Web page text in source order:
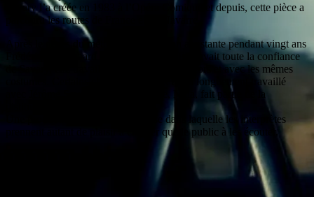
Savary l’a créée en 1983 à l’Opéra Comique et depuis, cette pièce a
parcouru les routes de France et de Navarre.
Après le décès du metteur en scène, son assistante pendant vingt ans
Frédérique Lombard a repris les rênes. Elle avait toute la confiance
de Savary, elle travaille dans les mêmes décors et avec les mêmes
costumes. Certains chanteurs ont eux aussi longuement travaillé
avec Jérôme Savary et sa propre fille, Nina, fait partie de la
Une production délirante et joyeuse dans laquelle les interprètes
prennent autant de plaisir à chanter que le public à les écouter.